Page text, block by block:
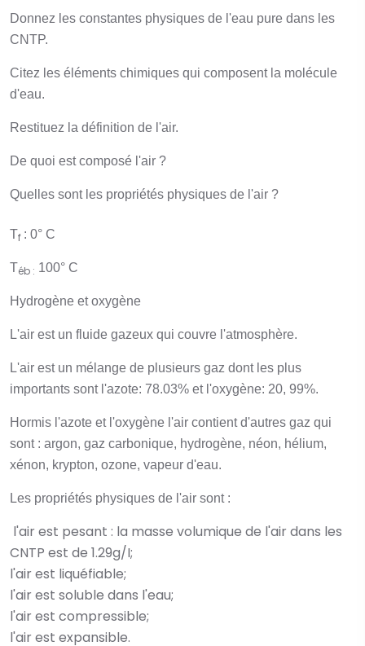
Donnez les constantes physiques de l'eau pure dans les
CNTP.
Citez les éléments chimiques qui composent la molécule
d'eau.
Restituez la définition de l'air.
De quoi est composé l'air ?
Quelles sont les propriétés physiques de l'air ?
Tf : 0° C
Téb : 100° C
Hydrogène et oxygène
L'air est un fluide gazeux qui couvre l'atmosphère.
L'air est un mélange de plusieurs gaz dont les plus
importants sont l'azote: 78.03% et l'oxygène: 20, 99%.
Hormis l'azote et l'oxygène l'air contient d'autres gaz qui
sont : argon, gaz carbonique, hydrogène, néon, hélium,
xénon, krypton, ozone, vapeur d'eau.
Les propriétés physiques de l'air sont :
l'air est pesant : la masse volumique de l'air dans les
CNTP est de 1.29g/I;
l'air est liquéfiable;
l'air est soluble dans l'eau;
l'air est compressible;
l'air est expansible.